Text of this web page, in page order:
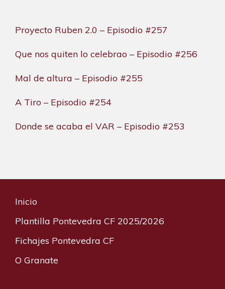
Proyecto Ruben 2.0 – Episodio #257
Que nos quiten lo celebrao – Episodio #256
Mal de altura – Episodio #255
A Tiro – Episodio #254
Donde se acaba el VAR – Episodio #253
Inicio
Plantilla Pontevedra CF 2025/2026
Fichajes Pontevedra CF
O Granate